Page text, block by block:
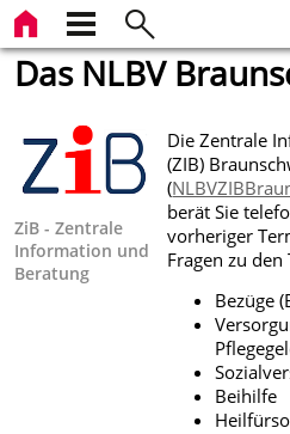
Das NLBV
ZiB - Zentrale
Information und
Beratung
Die Zentrale
(ZIB)
(
berät Sie
vorheriger
Fragen zu den
Bezüge
Beihilfe